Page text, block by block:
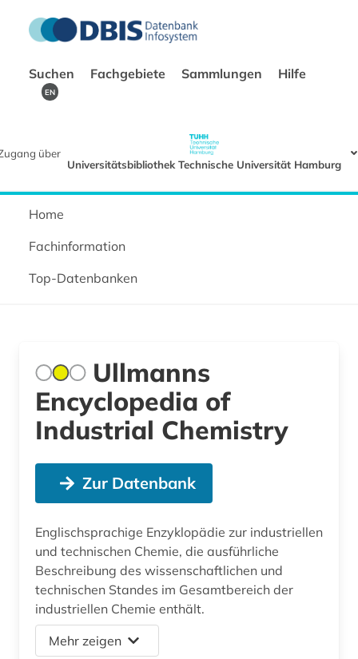
Suchen Fachgebiete Sammlungen Hilfe
EN
über
Universitätsbibliothek Technische Universität Hamburg
Home
Fachinformation
Top-Datenbanken
Ullmanns
Encyclopedia of
Industrial Chemistry
Zur Datenbank
Englischsprachige Enzyklopädie zur industriellen
und technischen Chemie, die ausführliche
Beschreibung des wissenschaftlichen und
technischen Standes im Gesamtbereich der
industriellen Chemie enthält.
Mehr zeigen